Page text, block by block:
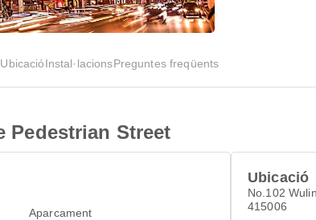
UbicacióInstal·lacionsPreguntes freqüents
Pedestrian Street
Aparcament
Ubicació
No.102
415006